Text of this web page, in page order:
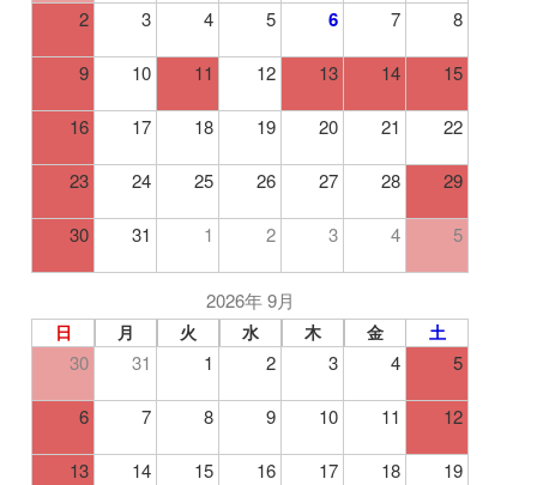
2 3 4 5 6 7 8
9 10 11 12 13 14 15
16 17 18 19 20 21 22
23 24 25 26 27 28 29
30 31 1 2 3 4 5
2026年 9月
日 月 火 水 木 金 土
30 31 1 2 3 4 5
6 7 8 9 10 11 12
13 14 15 16 17 18 19